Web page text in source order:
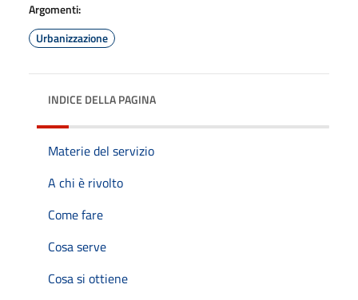
Argomenti:
Urbanizzazione
INDICE DELLA PAGINA
Materie del servizio
A chi è rivolto
Come fare
Cosa serve
Cosa si ottiene